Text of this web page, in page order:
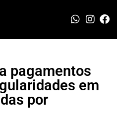
pagamentos
em
por